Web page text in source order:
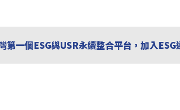
第一個ESG與USR永續整合平台，加入